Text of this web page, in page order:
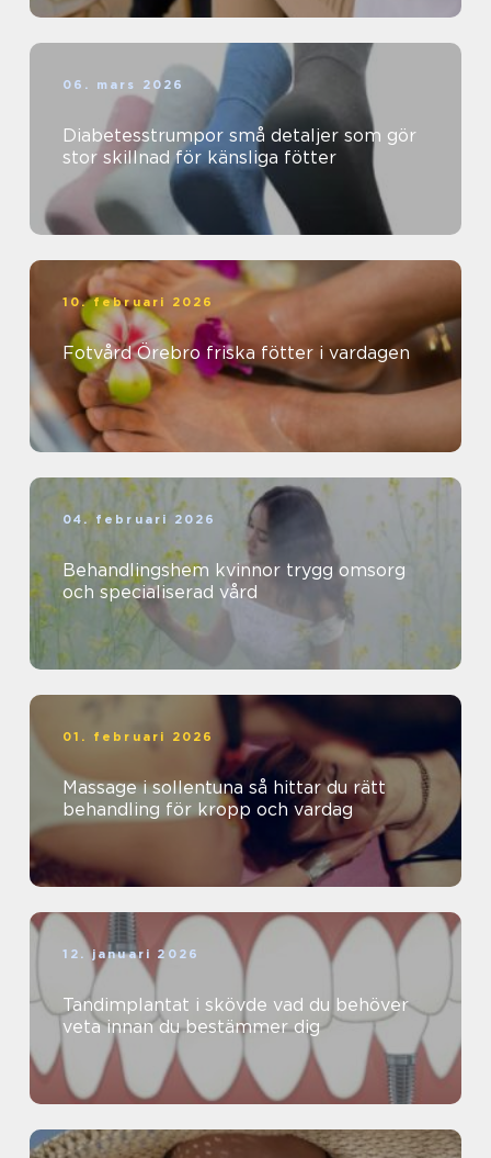
06. mars 2026
Diabetesstrumpor små detaljer som gör
stor skillnad för känsliga fötter
10. februari 2026
Fotvård Örebro friska fötter i vardagen
04. februari 2026
Behandlingshem kvinnor trygg omsorg
och specialiserad vård
01. februari 2026
Massage i sollentuna så hittar du rätt
behandling för kropp och vardag
12. januari 2026
Tandimplantat i skövde vad du behöver
veta innan du bestämmer dig